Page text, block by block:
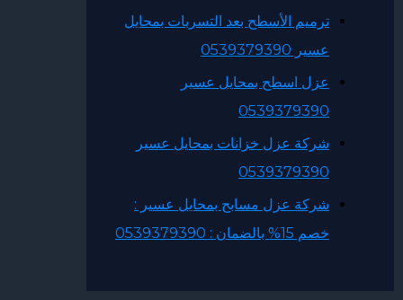
ترميم الأسطح بعد التسربات بمحايل
عسير 0539379390
عزل اسطح بمحايل عسير
0539379390
شركة عزل خزانات بمحايل عسير
0539379390
شركة عزل مسابح بمحايل عسير :
خصم 15% بالضمان : 0539379390